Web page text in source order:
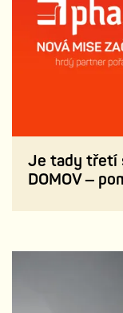
Je tady třetí
DOMOV –